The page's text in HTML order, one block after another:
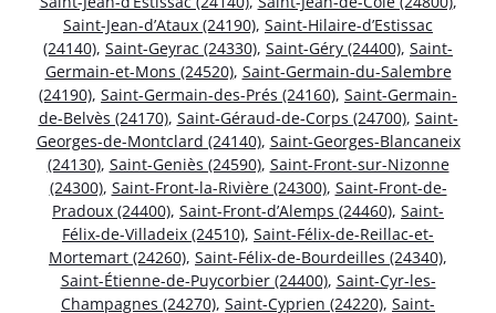
Saint-Jean-d’Ataux (24190), Saint-Hilaire-d’Estissac
(24140), Saint-Geyrac (24330), Saint-Géry (24400), Saint-
Germain-et-Mons (24520), Saint-Germain-du-Salembre
(24190), Saint-Germain-des-Prés (24160), Saint-Germain-
de-Belvès (24170), Saint-Géraud-de-Corps (24700), Saint-
Georges-de-Montclard (24140), Saint-Georges-Blancaneix
(24130), Saint-Geniès (24590), Saint-Front-sur-Nizonne
(24300), Saint-Front-la-Rivière (24300), Saint-Front-de-
Pradoux (24400), Saint-Front-d’Alemps (24460), Saint-
Félix-de-Villadeix (24510), Saint-Félix-de-Reillac-et-
Mortemart (24260), Saint-Félix-de-Bourdeilles (24340),
Saint-Étienne-de-Puycorbier (24400), Saint-Cyr-les-
Champagnes (24270), Saint-Cyprien (24220), Saint-